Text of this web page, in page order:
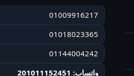
01009916217
01018023365
01144004242
واتساب: 201011152451